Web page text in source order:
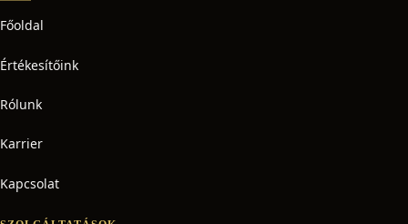
Főoldal
Értékesítőink
Rólunk
Karrier
Kapcsolat